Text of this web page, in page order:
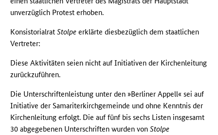
unverzüglich Protest erhoben.
KonsistorialratStolpe erklärte diesbezüglich dem staatlichen
Vertreter:
Diese Aktivitäten seien nicht auf Initiativen der Kirchenleitung
zurückzuführen.
Die Unterschriftenleistung unter den »Berliner Appell« sei auf
Initiative der Samariterkirchgemeinde und ohne Kenntnis der
Kirchenleitung erfolgt. Die auf fünf bis sechs Listen insgesamt
30 abgegebenen Unterschriften wurden vonStolpe